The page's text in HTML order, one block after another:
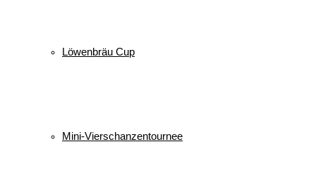
Löwenbräu Cup
Mini-Vierschanzentournee